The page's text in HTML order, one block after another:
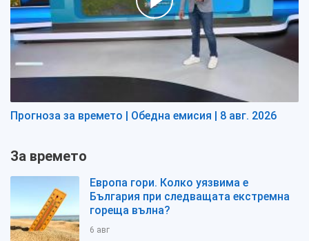
Прогноза за времето | Обедна емисия | 8 авг. 2026
За времето
Европа гори. Колко уязвима е
България при следващата екстремна
гореща вълна?
6 авг